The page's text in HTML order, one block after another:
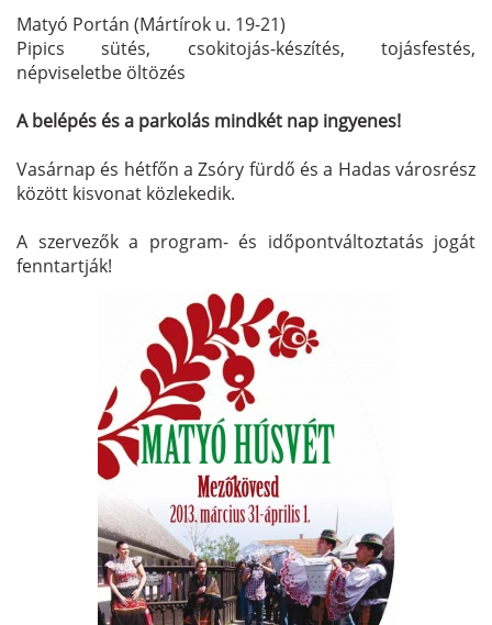
Matyó Portán (Mártírok u. 19-21)
Pipics sütés, csokitojás-készítés, tojásfestés,
népviseletbe öltözés
A belépés és a parkolás mindkét nap ingyenes!
Vasárnap és hétfőn a Zsóry fürdő és a Hadas városrész
között kisvonat közlekedik.
A szervezők a program- és időpontváltoztatás jogát
fenntartják!